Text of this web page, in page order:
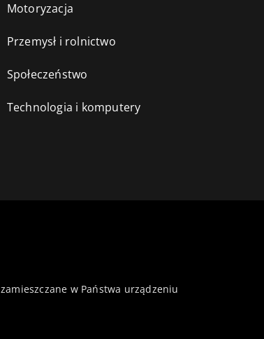
Motoryzacja
Przemysł i rolnictwo
Społeczeństwo
Technologia i komputery
w Państwa urządzeniu